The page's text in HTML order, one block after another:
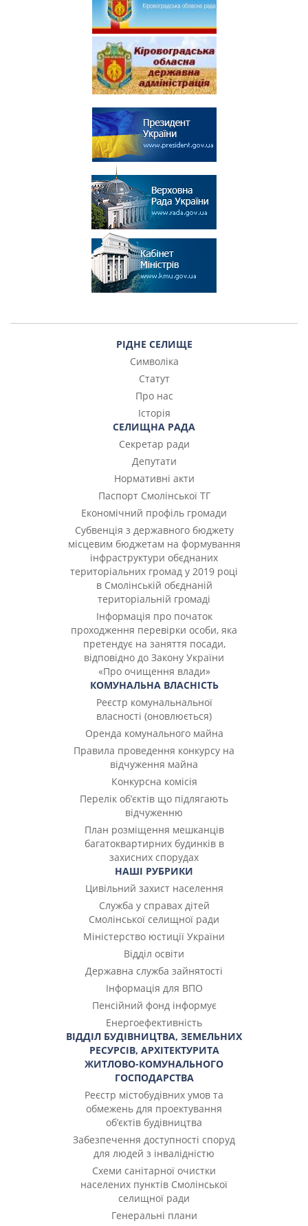
РІДНЕ СЕЛИЩЕ
Символіка
Статут
Про нас
Історія
СЕЛИЩНА РАДА
Секретар ради
Депутати
Нормативні акти
Паспорт Смолінської ТГ
Економічний профіль громади
Субвенція з державного бюджету
місцевим бюджетам на формування
інфраструктури обєднаних
територіальних громад у 2019 році
в Смолінській обєднаній
територіальній громаді
Інформація про початок
проходження перевірки особи, яка
претендує на заняття посади,
відповідно до Закону України
«Про очищення влади»
КОМУНАЛЬНА ВЛАСНІСТЬ
Реєстр комунальнальної
власності (оновлюється)
Оренда комунального майна
Правила проведення конкурсу на
відчуження майна
Конкурсна комісія
Перелік об’єктів що підлягають
відчуженню
План розміщення мешканців
багатоквартирних будинків в
захисних спорудах
НАШІ РУБРИКИ
Цивільний захист населення
Служба у справах дітей
Смолінської селищної ради
Міністерство юстиції України
Відділ освіти
Державна служба зайнятості
Інформація для ВПО
Пенсійний фонд інформує
Енергоефективність
ВІДДІЛ БУДІВНИЦТВА, ЗЕМЕЛЬНИХ
РЕСУРСІВ, АРХІТЕКТУРИТА
ЖИТЛОВО-КОМУНАЛЬНОГО
ГОСПОДАРСТВА
Реєстр містобудівних умов та
обмежень для проектування
об’єктів будівництва
Забезпечення доступності споруд
для людей з інвалідністю
Cхеми санітарної очистки
населених пунктів Смолінської
селищної ради
Генеральні плани